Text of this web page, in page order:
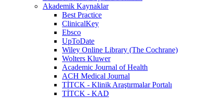
Akademik Kaynaklar
Best Practice
ClinicalKey
Ebsco
UpToDate
Wiley Online Library (The Cochrane)
Wolters Kluwer
Academic Journal of Health
ACH Medical Journal
TİTCK - Klinik Araştırmalar Portalı
TİTCK - KAD